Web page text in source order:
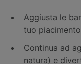
Aggiusta le
tuo piacimento
Continua ad
natura) e